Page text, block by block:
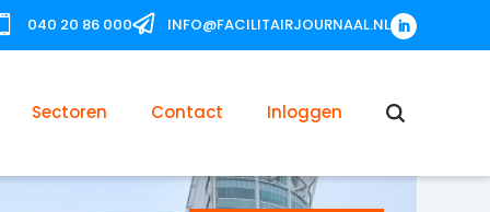
040 20 86 000 INFO@FACILITAIRJOURNAAL.NL
Sectoren Contact Inloggen